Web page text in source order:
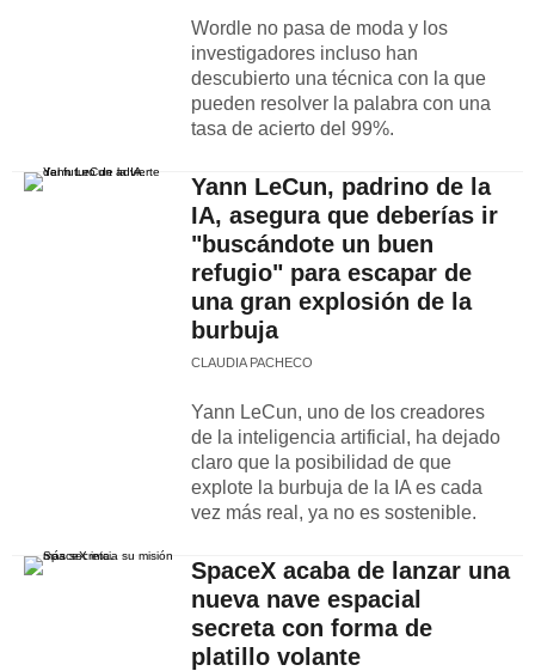
Wordle no pasa de moda y los
investigadores incluso han
descubierto una técnica con la que
pueden resolver la palabra con una
tasa de acierto del 99%.
Yann LeCun, padrino de la
IA, asegura que deberías ir
"buscándote un buen
refugio" para escapar de
una gran explosión de la
burbuja
CLAUDIA PACHECO
Yann LeCun, uno de los creadores
de la inteligencia artificial, ha dejado
claro que la posibilidad de que
explote la burbuja de la IA es cada
vez más real, ya no es sostenible.
SpaceX acaba de lanzar una
nueva nave espacial
secreta con forma de
platillo volante